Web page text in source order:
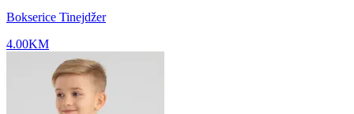
Bokserice Tinejdžer
4.00KM